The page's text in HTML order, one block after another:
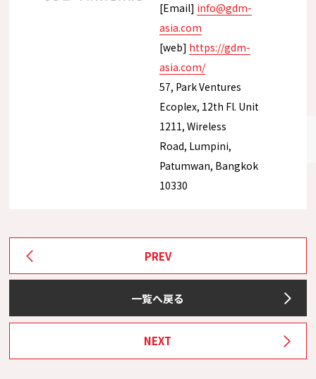
[Email] info@gdm-
asia.com
[web] https://gdm-
asia.com/
57, Park Ventures
Ecoplex, 12th Fl. Unit
1211, Wireless
Road, Lumpini,
Patumwan, Bangkok
10330
PREV
一覧へ戻る
NEXT